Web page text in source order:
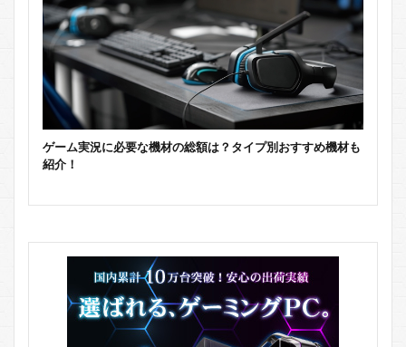
ゲーム実況に必要な機材の総額は？タイプ別おすすめ機材も
紹介！